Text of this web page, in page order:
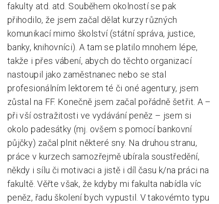
fakulty atd. atd. Souběhem okolností se pak
přihodilo, že jsem začal dělat kurzy různých
komunikací mimo školství (státní správa, justice,
banky, knihovníci). A tam se platilo mnohem lépe,
takže i přes vábení, abych do těchto organizací
nastoupil jako zaměstnanec nebo se stal
profesionálním lektorem té či oné agentury, jsem
zůstal na FF. Konečně jsem začal pořádně šetřit. A –
při vší ostražitosti ve vydávání peněz – jsem si
okolo padesátky (mj. ovšem s pomocí bankovní
půjčky) začal plnit některé sny. Na druhou stranu,
práce v kurzech samozřejmě ubírala soustředění,
někdy i sílu či motivaci a jistě i díl času k/na práci na
fakultě. Věřte však, že kdyby mi fakulta nabídla víc
peněz, řadu školení bych vypustil. V takovémto typu